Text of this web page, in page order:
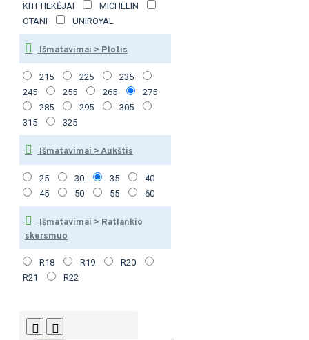
KITI TIEKĖJAI
MICHELIN
OTANI
UNIROYAL
Išmatavimai > Plotis
215 225
235
245
255 265
275
285
295
305
315
325
Išmatavimai > Aukštis
25 30 35
40
45
50 55 60
Išmatavimai > Ratlankio
skersmuo
R18 R19
R20
R21
R22